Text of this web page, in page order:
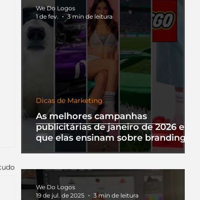
As melhores campanhas
publicitárias de janeiro de 2026 e o
que elas ensinam sobre branding
Dicas de Marketing
We Do Logos
1 de fev.
3 min de leitura
We Do Logos
19 de jul. de 2025
3 min de leitura